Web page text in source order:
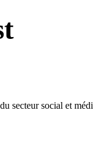
secteur social et